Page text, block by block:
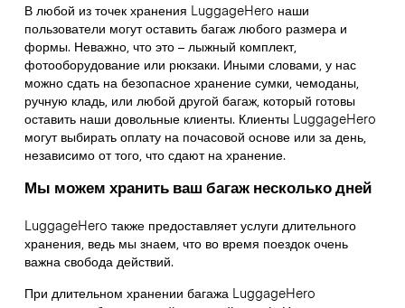
В любой из точек хранения LuggageHero наши
пользователи могут оставить багаж любого размера и
формы. Неважно, что это – лыжный комплект,
фотооборудование или рюкзаки. Иными словами, у нас
можно сдать на безопасное хранение сумки, чемоданы,
ручную кладь, или любой другой багаж, который готовы
оставить наши довольные клиенты. Клиенты LuggageHero
могут выбирать оплату на почасовой основе или за день,
независимо от того, что сдают на хранение.
Мы можем хранить ваш багаж несколько дней
LuggageHero также предоставляет услуги длительного
хранения, ведь мы знаем, что во время поездок очень
важна свобода действий.
При длительном хранении багажа LuggageHero